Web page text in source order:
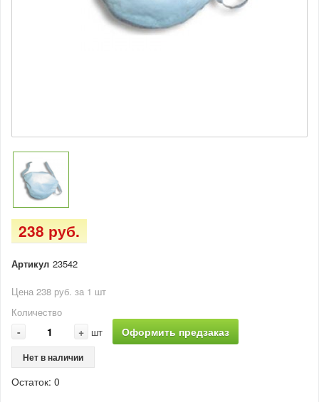
238 руб.
Артикул 23542
Цена 238 руб. за 1 шт
Количество
- + шт Оформить предзаказ
Нет в наличии
Остаток: 0